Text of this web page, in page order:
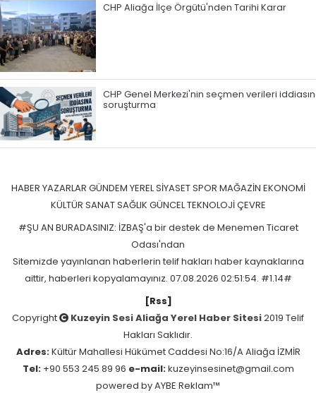
CHP Aliağa İlçe Örgütü'nden Tarihi Karar
CHP Genel Merkezi'nin seçmen verileri
soruşturma
HABER YAZARLAR GÜNDEM YERELSİYASETSPOR MAĞAZİN EKONOMİ
KÜLTÜR SANATSAĞLIK GÜNCELTEKNOLOJİÇEVRE
#ŞU AN BURADASINIZ: İZBAŞ'a bir destek de Menemen Ticaret
Odası'ndan
Sitemizde yayınlanan haberlerin telif hakları haber kaynaklarına
aittir, haberleri kopyalamayınız. 07.08.2026 02:51:54. #1.14#
[Rss]
Copyright
Kuzeyin Sesi Aliağa Yerel Haber Sitesi2019 Telif
Hakları Saklıdır.
Adres:Kültür Mahallesi Hükümet Caddesi No:16/A Aliağa İZMİR
Tel:+90 553 245 89 96 e-mail:kuzeyinsesinet@gmail.com
powered byAYBE Reklam™